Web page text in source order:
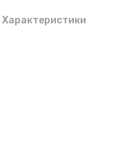
Характеристики